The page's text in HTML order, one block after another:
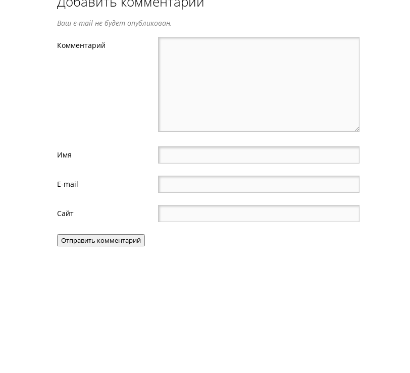
Ваш e-mail не будет опубликован.
Комментарий
Имя
E-mail
Сайт